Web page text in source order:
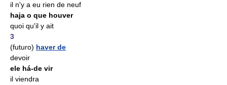
il n'y a eu rien de neuf
haja o que houver
quoi qu'il y ait
3
(futuro) haver de
devoir
ele há-de vir
il viendra